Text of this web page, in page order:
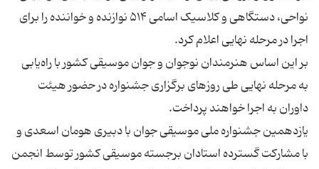
نواحی، دستگاهی و کلاسیک اسامی ۵۱۴ نوازنده و خواننده را برای
بر این اساس هنرمندان نوجوان و جوان موسیقی کشور با راه‌یابی
به مرحله نهایی طی روزهای برگزاری جشنواره در حضور هیئت
یازدهمین جشنواره ملی موسیقی جوان با دبیری هومان اسعدی و
با مشارکت گسترده استادان برجسته موسیقی کشور توسط انجمن